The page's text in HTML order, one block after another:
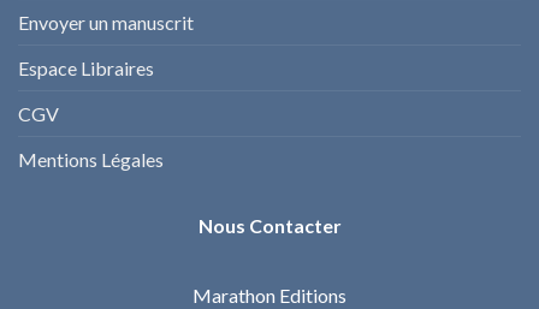
Envoyer un manuscrit
Espace Libraires
CGV
Mentions Légales
Nous Contacter
Marathon Editions